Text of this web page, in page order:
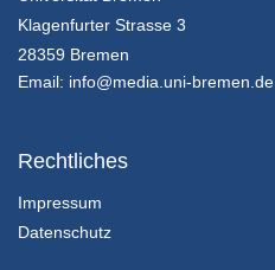
Klagenfurter Strasse 3
28359 Bremen
Email: info@media.uni-bremen.de
Rechtliches
Impressum
Datenschutz